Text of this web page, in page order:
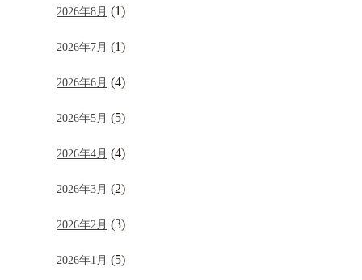
2026年8月 (1)
2026年7月 (1)
2026年6月 (4)
2026年5月 (5)
2026年4月 (4)
2026年3月 (2)
2026年2月 (3)
2026年1月 (5)